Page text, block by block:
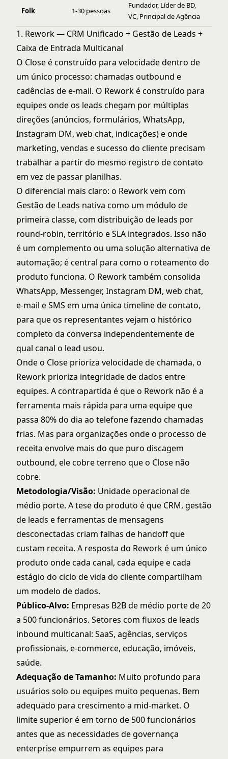
Folk 1-30 pessoas
Fundador, Líder de BD,
VC, Principal de Agência
1. Rework — CRM Unificado + Gestão de Leads +
Caixa de Entrada Multicanal
O Close é construído para velocidade dentro de
um único processo: chamadas outbound e
cadências de e-mail. O Rework é construído para
equipes onde os leads chegam por múltiplas
direções (anúncios, formulários, WhatsApp,
Instagram DM, web chat, indicações) e onde
marketing, vendas e sucesso do cliente precisam
trabalhar a partir do mesmo registro de contato
em vez de passar planilhas.
O diferencial mais claro: o Rework vem com
Gestão de Leads nativa como um módulo de
primeira classe, com distribuição de leads por
round-robin, território e SLA integrados. Isso não
é um complemento ou uma solução alternativa de
automação; é central para como o roteamento do
produto funciona. O Rework também consolida
WhatsApp, Messenger, Instagram DM, web chat,
e-mail e SMS em uma única timeline de contato,
para que os representantes vejam o histórico
completo da conversa independentemente de
qual canal o lead usou.
Onde o Close prioriza velocidade de chamada, o
Rework prioriza integridade de dados entre
equipes. A contrapartida é que o Rework não é a
ferramenta mais rápida para uma equipe que
passa 80% do dia ao telefone fazendo chamadas
frias. Mas para organizações onde o processo de
receita envolve mais do que puro discagem
outbound, ele cobre terreno que o Close não
cobre.
Metodologia/Visão: Unidade operacional de
médio porte. A tese do produto é que CRM, gestão
de leads e ferramentas de mensagens
desconectadas criam falhas de handoff que
custam receita. A resposta do Rework é um único
produto onde cada canal, cada equipe e cada
estágio do ciclo de vida do cliente compartilham
um modelo de dados.
Público-Alvo: Empresas B2B de médio porte de 20
a 500 funcionários. Setores com fluxos de leads
inbound multicanal: SaaS, agências, serviços
profissionais, e-commerce, educação, imóveis,
saúde.
Adequação de Tamanho: Muito profundo para
usuários solo ou equipes muito pequenas. Bem
adequado para crescimento a mid-market. O
limite superior é em torno de 500 funcionários
antes que as necessidades de governança
enterprise empurrem as equipes para